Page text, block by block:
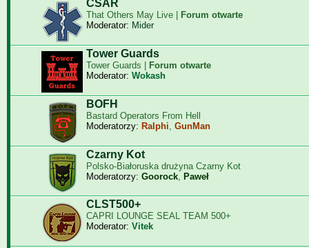
CSAR
That Others May Live |
Forum otwarte
Moderator: Mider
Tower Guards
Tower Guards |
Forum otwarte
Moderator: Wokash
BOFH
Bastard Operators From Hell
Moderatorzy: Ralphi, GunMan
Czarny Kot
Polsko-Białoruska drużyna Czarny Kot
Moderatorzy: Goorock, Paweł
CLST500+
CAPRI LOUNGE SEAL TEAM 500+
Moderator: Vitek